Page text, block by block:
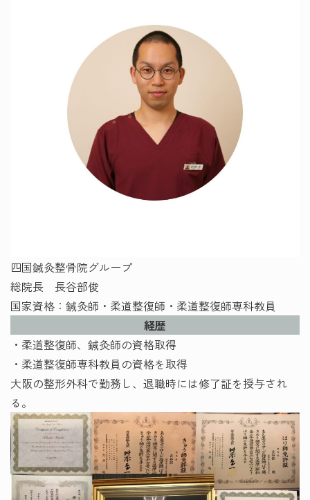
四国鍼灸整骨院グループ
総院長 長谷部俊
国家資格：鍼灸師・柔道整復師・柔道整復師専科教員
経歴
・柔道整復師、鍼灸師の資格取得
・柔道整復師専科教員の資格を取得
大阪の整形外科で勤務し、退職時には修了証を授与され
る。